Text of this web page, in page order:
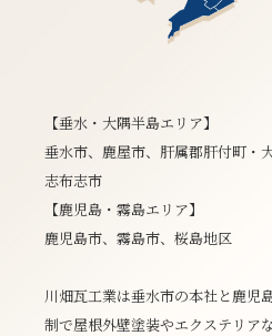
【垂水・大隅半島エリア】
垂水市、鹿屋市、肝属郡肝付町・
志布志市
【鹿児島・霧島エリア】
鹿児島市、霧島市、桜島地区
川畑瓦工業は垂水市の本社と鹿児
制で屋根外壁塗装やエクステリア